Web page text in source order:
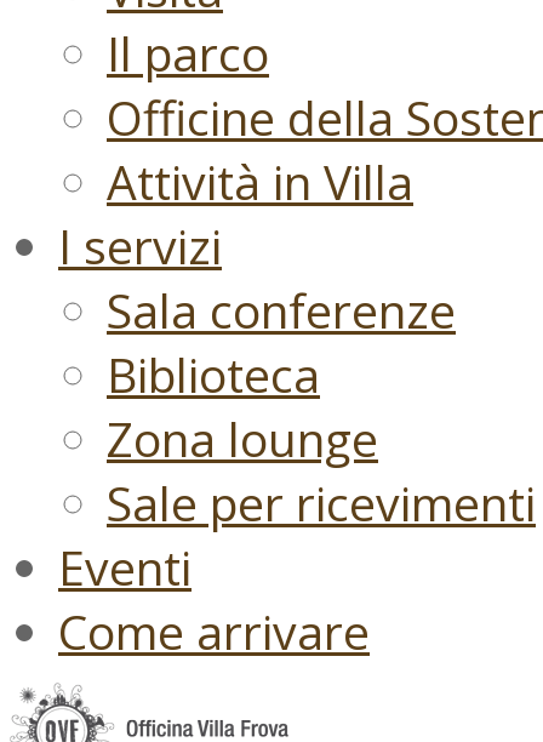
Il parco
Officine della
Attività in Villa
I servizi
Sala conferenze
Biblioteca
Zona lounge
Sale per ricevimenti
Eventi
Come arrivare